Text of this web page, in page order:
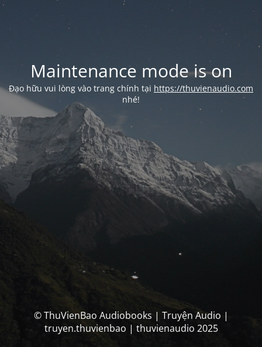
Maintenance mode is on
Đạo hữu vui lòng vào trang chính tại https://thuvienaudio.com
nhé!
© ThuVienBao Audiobooks | Truyện Audio |
truyen.thuvienbao | thuvienaudio 2025